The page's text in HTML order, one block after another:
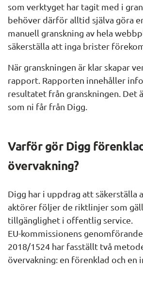
som verktyget har tagit med i
behöver därför alltid själva göra
manuell granskning av hela
säkerställa att inga brister
När granskningen är klar skapar
rapport. Rapporten innehåller
resultatet från granskningen. Det
som ni får från Digg.
Varför gör Digg
övervakning?
Digg har i uppdrag att säkerställa
aktörer följer de riktlinjer som
tillgänglighet i offentlig service.
EU-kommissionens
2018/1524 har fasställt två
övervakning: en förenklad och en